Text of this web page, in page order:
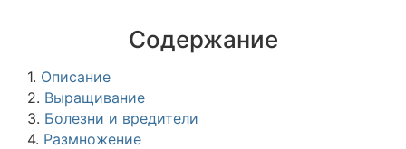
Содержание
1. Описание
2. Выращивание
3. Болезни и вредители
4. Размножение